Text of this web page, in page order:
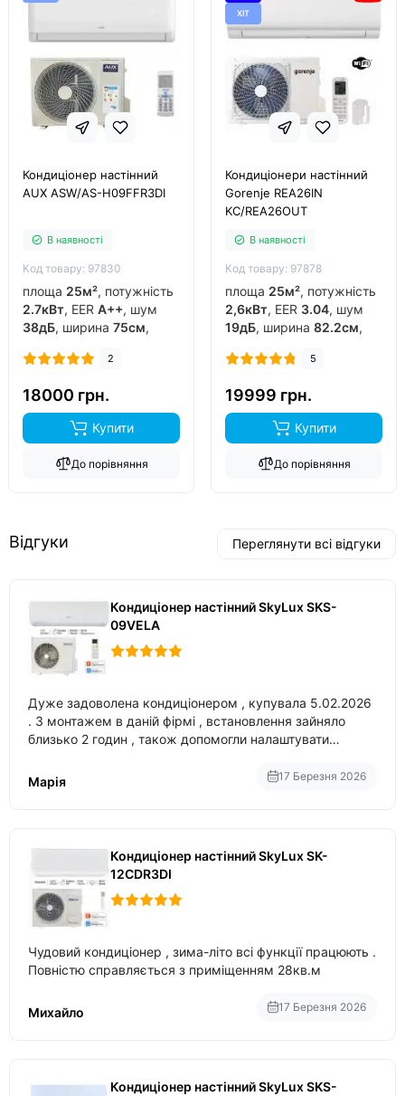
Кондиціонер настінний
AUX ASW/AS-H09FFR3DI
В наявності
Код товару: 97830
площа 25м², потужність
2.7кВт, EER A++, шум
38дБ, ширина 75см,
китай, інвертор
2
18000 грн.
Купити
До порівняння
ХІТ
Кондиціонери настінний
Gorenje REA26IN
KC/REA26OUT
В наявності
Код товару: 97878
площа 25м², потужність
2,6кВт, EER 3.04, шум
19дБ, ширина 82.2см,
китай, інвертор
5
19999 грн.
Купити
До порівняння
Відгуки Переглянути всі відгуки
Кондиціонер настінний SkyLux SKS-
09VELA
Дуже задоволена кондиціонером , купувала 5.02.2026
. З монтажем в даній фірмі , встановлення зайняло
близько 2 годин , також допомогли налаштувати
Марія
17 Березня 2026
Кондиціонер настінний SkyLux SK-
12CDR3DI
Чудовий кондиціонер , зима-літо всі функції працюють .
Повністю справляється з приміщенням 28кв.м
Михайло 17 Березня 2026
Кондиціонер настінний SkyLux SKS-